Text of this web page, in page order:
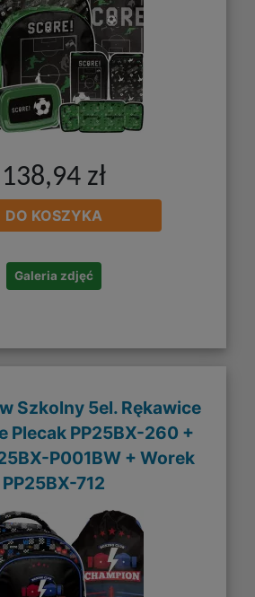
138,94 zł
DO KOSZYKA
Galeria zdjęć
Szkolny 5el. Rękawice
Plecak PP25BX-260 +
P001BW + Worek
PP25BX-712